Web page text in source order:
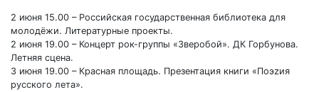
2 июня 15.00 – Российская государственная библиотека для
молодёжи. Литературные проекты.
2 июня 19.00 – Концерт рок-группы «Зверобой». ДК Горбунова.
Летняя сцена.
3 июня 19.00 – Красная площадь. Презентация книги «Поэzия
русского лета».